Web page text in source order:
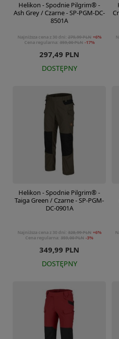
Helikon - Spodnie Pilgrim® -
Ash Grey / Czarne - SP-PGM-DC-
8501A
297,49 PLN
Najniższa cena z 30 dni: 279,99 PLN +6%
Cena regularna: 359,00 PLN -17%
DOSTĘPNY
Helikon - Spodnie Pilgrim® -
Taiga Green / Czarne - SP-PGM-
DC-0901A
349,99 PLN
Najniższa cena z 30 dni: 328,99 PLN +6%
Cena regularna: 359,00 PLN -3%
DOSTĘPNY